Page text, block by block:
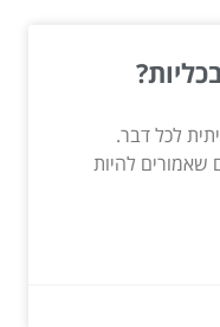
לכל דבר.
שאמורים להיות